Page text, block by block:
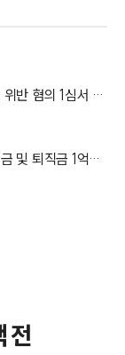
[노동법전문변호사 피고 입장 방어] 근로기준법 위반 혐의 1심서 패소했으나 항소하여 원고 청구 기각
[근로기준법 혐의 해결사례]기업전문변호사, 임금 및 퇴직금 1억원 미지급 회사 대표 공소 기각 도와
전